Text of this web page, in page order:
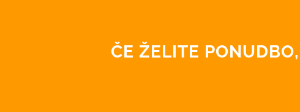
ČE ŽELITE